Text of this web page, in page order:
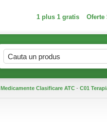
1 plus 1 gratis Oferte
Medicamente Clasificare ATC - C01